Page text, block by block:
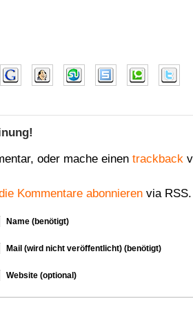
oder mache einen trackback
Kommentare abonnieren via RSS.
Name (benötigt)
Mail (wird nicht veröffentlicht) (benötigt)
Website (optional)